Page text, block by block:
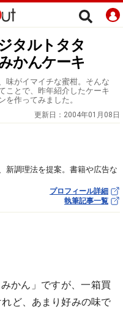
タルトタタ
かんケーキ
味がイマイチな蜜柑。そんな
ことで、昨年紹介したケーキ
を作ってみました。
更新日： 2004年01月08日
新調理法を提案。書籍や広告な
プロフィール詳細
執筆記事一覧
かん」ですが、一箱買
ど、あまり好みの味で